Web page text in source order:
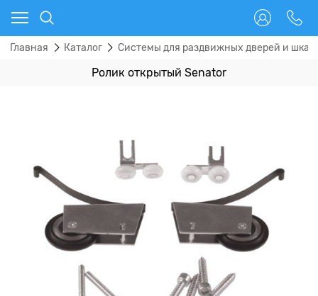
Главная Каталог Системы для раздвижных дверей и
Ролик открытый Senator